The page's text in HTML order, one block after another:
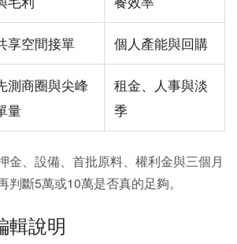
享空間接單 個人產能與回購
測商圈與尖峰
量
租金、人事與淡
季
金、設備、首批原料、權利金與三個月
判斷5萬或10萬是否真的足夠。
輯說明